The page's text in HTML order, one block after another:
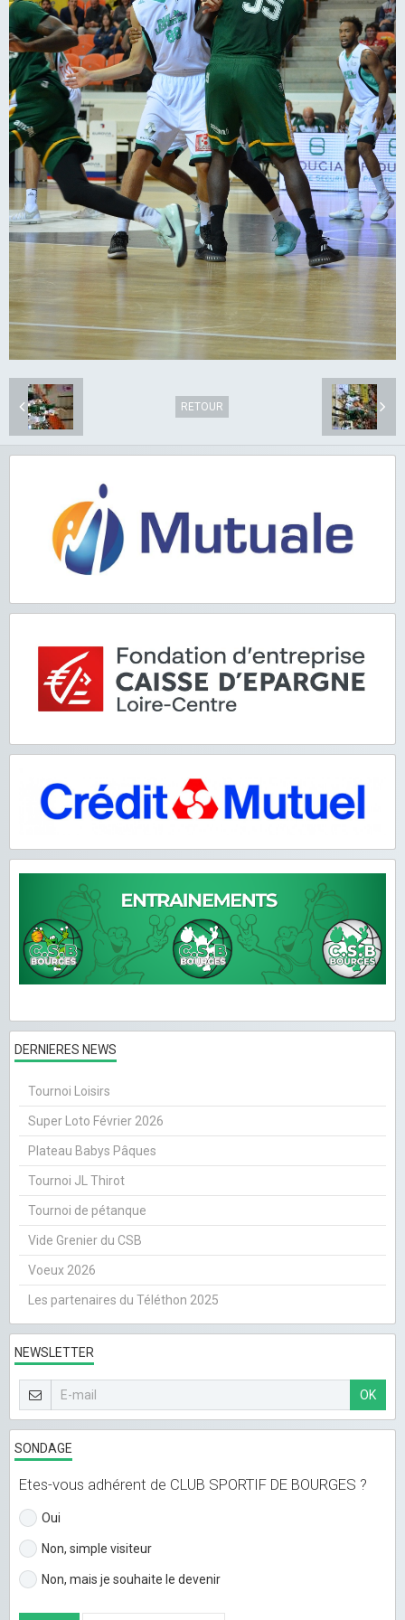
RETOUR
DERNIERES NEWS
Tournoi Loisirs
Super Loto Février 2026
Plateau Babys Pâques
Tournoi JL Thirot
Tournoi de pétanque
Vide Grenier du CSB
Voeux 2026
Les partenaires du Téléthon 2025
NEWSLETTER
OK
SONDAGE
Etes-vous adhérent de CLUB SPORTIF DE BOURGES ?
Oui
Non, simple visiteur
Non, mais je souhaite le devenir